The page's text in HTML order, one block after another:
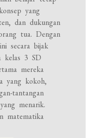
yang
dan dukungan
tua. Dengan
secara bijak
kelas 3 SD
mereka
yang kokoh,
tantangan
menarik.
matematika